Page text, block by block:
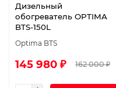
Дизельный
обогреватель OPTIMA
BTS-150L
Optima BTS
145 980 ₽ 162 000 ₽